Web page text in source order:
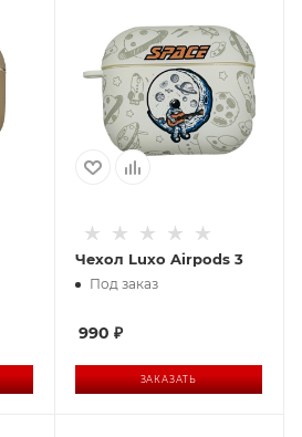
Чехол Luxo Airpods 3
Под заказ
990 ₽
ЗАКАЗАТЬ